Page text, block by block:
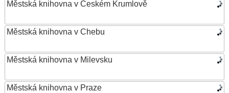
Městská knihovna v Českém Krumlově
Městská knihovna v Chebu
Městská knihovna v Milevsku
Městská knihovna v Praze